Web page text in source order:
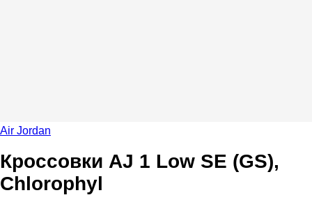
Air Jordan
Кроссовки AJ 1 Low SE (GS),
Chlorophyl